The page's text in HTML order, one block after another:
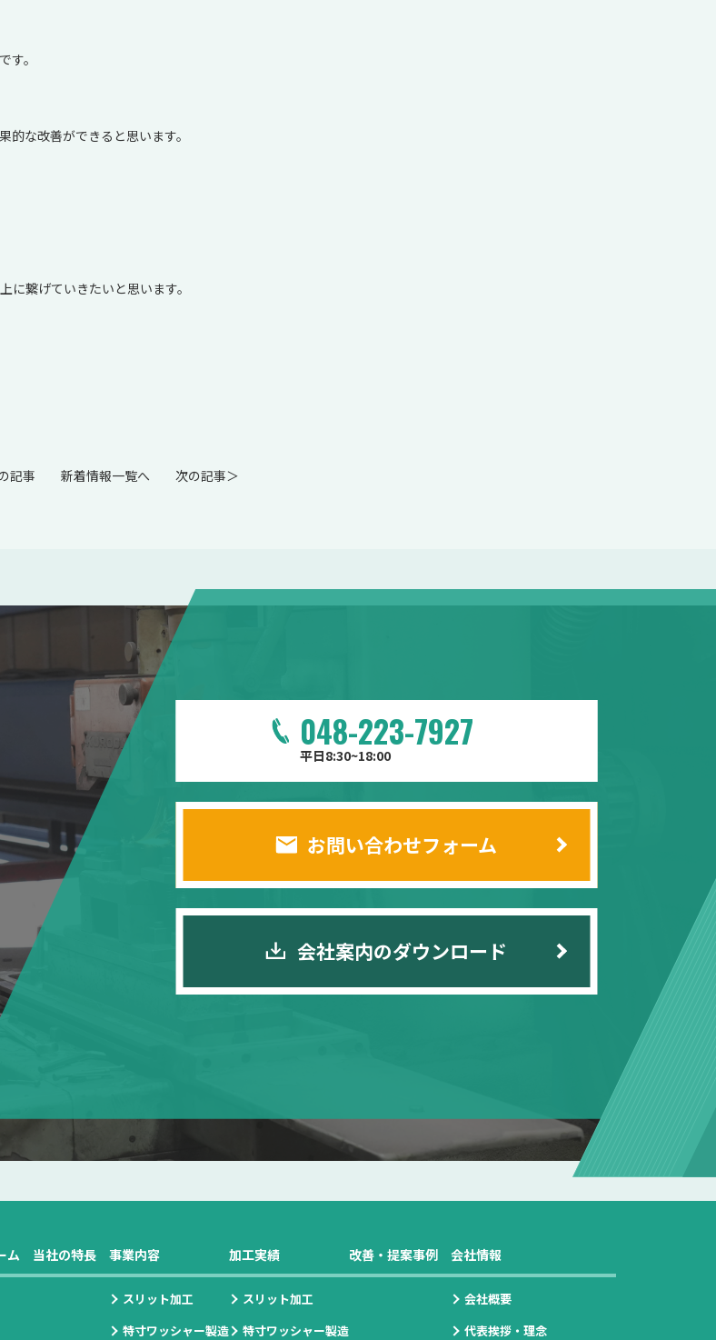
す。
な改善ができると思います。
繋げていきたいと思います。
記事 新着情報一覧へ 次の記事＞
048-223-7927
平日8:30~18:00
お問い合わせフォーム
会社案内のダウンロード
ム 当社の特長 事業内容
スリット加工
特寸ワッシャー製造
加工実績
スリット加工
特寸ワッシャー製造
改善・提案事例 会社情報
会社概要
代表挨拶・理念